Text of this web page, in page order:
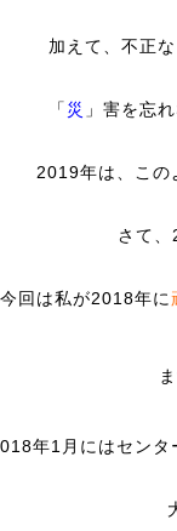
加えて、不正
「 災 」害を忘
2019年は、この
さて、
今回は私が2018年に
年1月にはセンタ